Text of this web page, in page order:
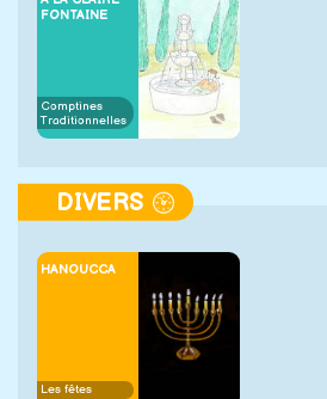
FONTAINE
Comptines
Traditionnelles
DIVERS
HANOUCCA
Les fêtes